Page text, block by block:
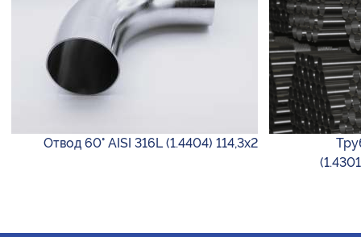
Отвод 60° AISI 316L (1.4404) 114,3х2